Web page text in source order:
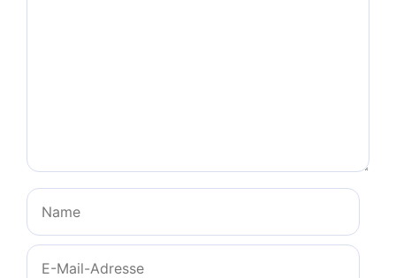
Name
E-